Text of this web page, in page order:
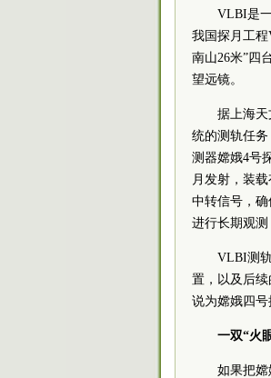
VLBI是
我国探月工程
南山26米”四
望远镜。
据上海
统的测轨任
测器嫦娥4号
月发射，装
中转信号，
进行长期观
VLBI测
置，以及后
说为嫦娥四号
一双“火
如果把嫦